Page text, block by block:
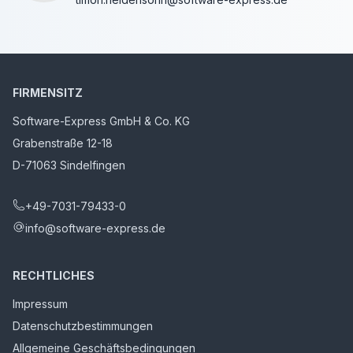
FIRMENSITZ
Software-Express GmbH & Co. KG
Grabenstraße 12-18
D-71063 Sindelfingen
+49-7031-79433-0
info@software-express.de
RECHTLICHES
Impressum
Datenschutzbestimmungen
Allgemeine Geschäftsbedingungen